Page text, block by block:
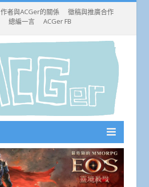
作者與ACGer的關係
徵稿與推廣合作
總編一言
ACGer FB